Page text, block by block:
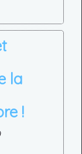
la
!